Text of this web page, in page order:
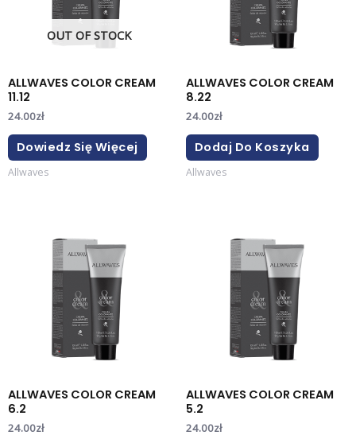
OUT OF STOCK
ALLWAVES COLOR CREAM
11.12
24.00zł
Dowiedz Się Więcej
Allwaves
ALLWAVES COLOR CREAM
8.22
24.00zł
Dodaj Do Koszyka
Allwaves
ALLWAVES COLOR CREAM
6.2
24.00zł
ALLWAVES COLOR CREAM
5.2
24.00zł